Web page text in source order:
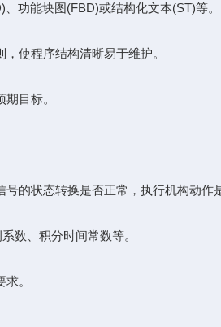
功能块图(FBD)或结构化文本(ST)等。
使程序结构清晰易于维护。
目标。
状态转换是否正常，执行机构动作
数、积分时间常数等。
。